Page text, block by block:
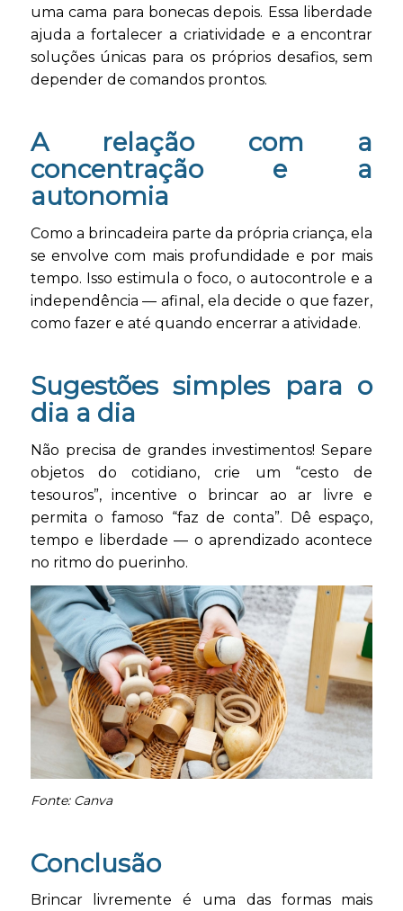
uma cama para bonecas depois. Essa liberdade
ajuda a fortalecer a criatividade e a encontrar
soluções únicas para os próprios desafios, sem
depender de comandos prontos.
A relação com a
concentração e a
autonomia
Como a brincadeira parte da própria criança, ela
se envolve com mais profundidade e por mais
tempo. Isso estimula o foco, o autocontrole e a
independência — afinal, ela decide o que fazer,
como fazer e até quando encerrar a atividade.
Sugestões simples para o
dia a dia
Não precisa de grandes investimentos! Separe
objetos do cotidiano, crie um “cesto de
tesouros”, incentive o brincar ao ar livre e
permita o famoso “faz de conta”. Dê espaço,
tempo e liberdade — o aprendizado acontece
no ritmo do puerinho.
Fonte: Canva
Conclusão
Brincar livremente é uma das formas mais